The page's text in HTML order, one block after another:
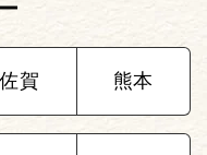
佐賀 熊本